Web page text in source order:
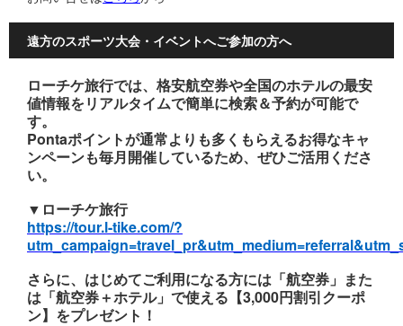
遠方のスポーツ大会・イベントへご参加の方へ
ローチケ旅行では、格安航空券や全国のホテルの最安
値情報をリアルタイムで簡単に検索＆予約が可能で
す。
Pontaポイントが通常よりも多くもらえるお得なキャ
ンペーンも毎月開催しているため、ぜひご活用くださ
い。
▼ローチケ旅行
https://tour.l-tike.com/?
さらに、はじめてご利用になる方には「航空券」また
は「航空券＋ホテル」で使える【3,000円割引クーポ
ン】をプレゼント！